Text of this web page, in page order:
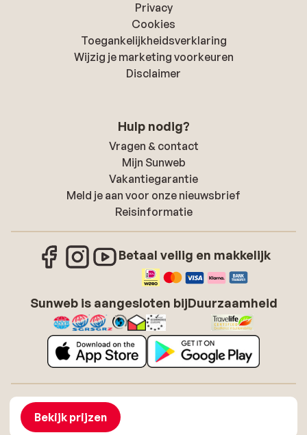
Bekijk prijzen
Privacy
Cookies
Toegankelijkheidsverklaring
Wijzig je marketing voorkeuren
Disclaimer
Hulp nodig?
Vragen & contact
Mijn Sunweb
Vakantiegarantie
Meld je aan voor onze nieuwsbrief
Reisinformatie
Betaal veilig en makkelijk
Sunweb is aangesloten bijDuurzaamheid
Over Sunweb
Algemene voorwaarden zonvakanties
Toegankelijkheidsverklaring